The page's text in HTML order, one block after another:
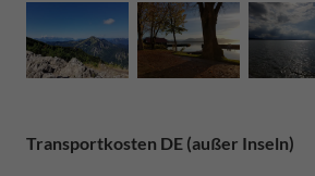
Transportkosten DE (außer Inseln)